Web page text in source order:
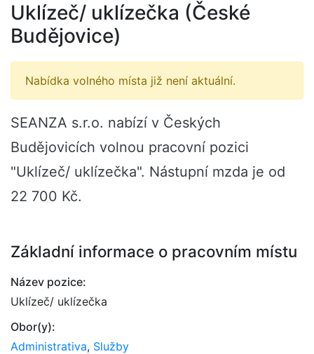
Uklízeč/ uklízečka (České
Budějovice)
Nabídka volného místa již není aktuální.
SEANZA s.r.o. nabízí v Českých
Budějovicích volnou pracovní pozici
"Uklízeč/ uklízečka". Nástupní mzda je od
22 700 Kč.
Základní informace o pracovním místu
Název pozice:
Uklízeč/ uklízečka
Obor(y):
Administrativa, Služby